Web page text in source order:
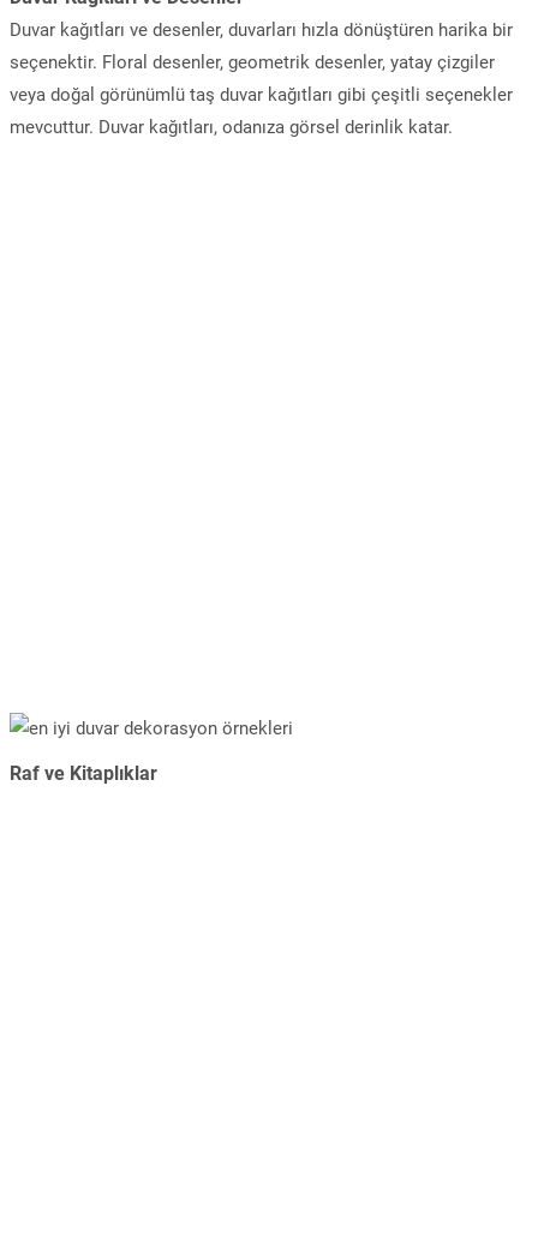
Duvar kağıtları ve desenler, duvarları hızla dönüştüren harika bir
seçenektir. Floral desenler, geometrik desenler, yatay çizgiler
veya doğal görünümlü taş duvar kağıtları gibi çeşitli seçenekler
mevcuttur. Duvar kağıtları, odanıza görsel derinlik katar.
Raf ve Kitaplıklar